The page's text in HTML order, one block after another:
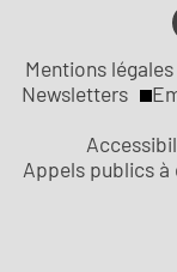
Réseaux
sociaux
Liens
légaux
Mentions légales
Newsletters
Appels publics